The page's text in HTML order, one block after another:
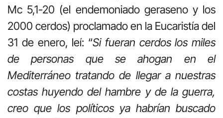
Mc 5,1-20 (el endemoniado geraseno y los
2000 cerdos) proclamado en la Eucaristía del
31 de enero, leí: “Si fueran cerdos los miles
de personas que se ahogan en el
Mediterráneo tratando de llegar a nuestras
costas huyendo del hambre y de la guerra,
creo que los políticos ya habrían buscado